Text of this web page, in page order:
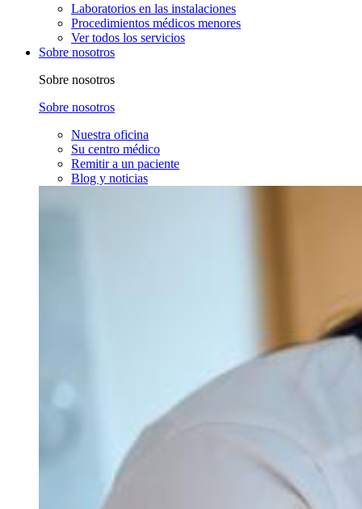
Laboratorios en las instalaciones
Procedimientos médicos menores
Ver todos los servicios
Sobre nosotros
Sobre nosotros
Sobre nosotros
Nuestra oficina
Su centro médico
Remitir a un paciente
Blog y noticias